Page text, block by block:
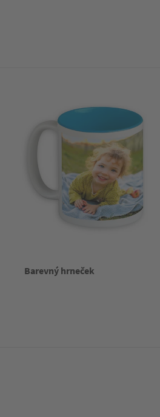
Barevný hrneček